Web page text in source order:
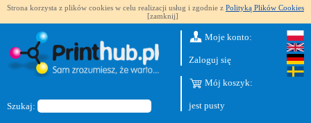
Strona korzysta z plików cookies w celu realizacji usług i zgodnie z Polityką Plików Cookies
[zamknij]
Szukaj:
Moje konto:
Zaloguj się
Mój koszyk:
jest pusty